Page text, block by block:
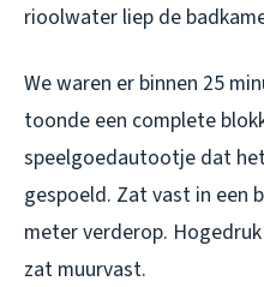
rioolwater liep de
We waren er binnen 25
toonde een complete
speelgoedautootje dat
gespoeld. Zat vast in een
meter verderop.
zat muurvast.